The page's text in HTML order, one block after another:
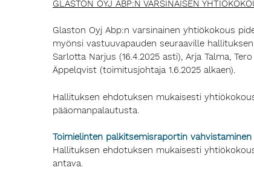
GLASTON OYJ ABP:N VARSINAISEN
Glaston Oyj Abp:n varsinainen yhtiökokous
myönsi vastuuvapauden seuraaville hallituksen
Sarlotta Narjus (16.4.2025 asti), Arja Talma,
Äppelqvist (toimitusjohtaja 1.6.2025 alkaen).
Hallituksen ehdotuksen mukaisesti
pääomanpalautusta.
Toimielinten palkitsemisraportin vahvistaminen
Hallituksen ehdotuksen mukaisesti
antava.